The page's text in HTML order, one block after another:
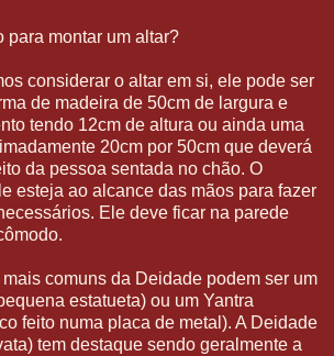
para montar um altar?
considerar o altar em si, ele pode ser
de madeira de 50cm de largura e
tendo 12cm de altura ou ainda uma
20cm por 50cm que deverá
da pessoa sentada no chão. O
esteja ao alcance das mãos para fazer
Ele deve ficar na parede
comuns da Deidade podem ser um
estatueta) ou um Yantra
feito numa placa de metal). A Deidade
tem destaque sendo geralmente a